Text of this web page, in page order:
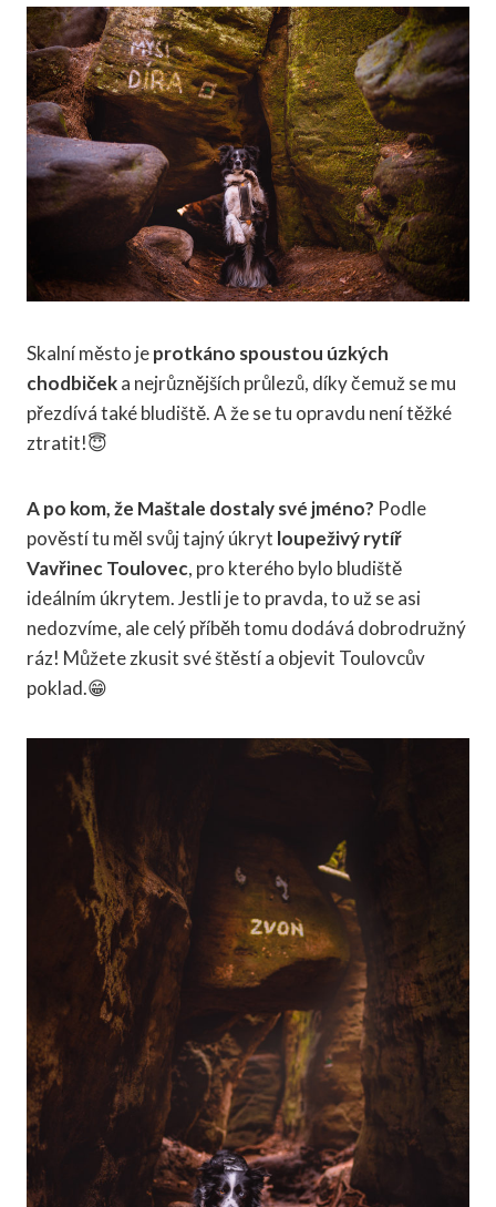
Skalní město jeprotkáno spoustou úzkých
chodbičeka nejrůznějších průlezů, díky čemuž se mu
přezdívá také bludiště. A že se tu opravdu není těžké
ztratit!😇
A po kom, že Maštale dostaly své jméno? Podle
pověstí tu měl svůj tajný úkryt loupeživý rytíř
Vavřinec Toulovec, pro kterého bylo bludiště
ideálním úkrytem. Jestli je to pravda, to už se asi
nedozvíme, ale celý příběh tomu dodává dobrodružný
ráz! Můžete zkusit své štěstí a objevit Toulovcův
poklad.😁